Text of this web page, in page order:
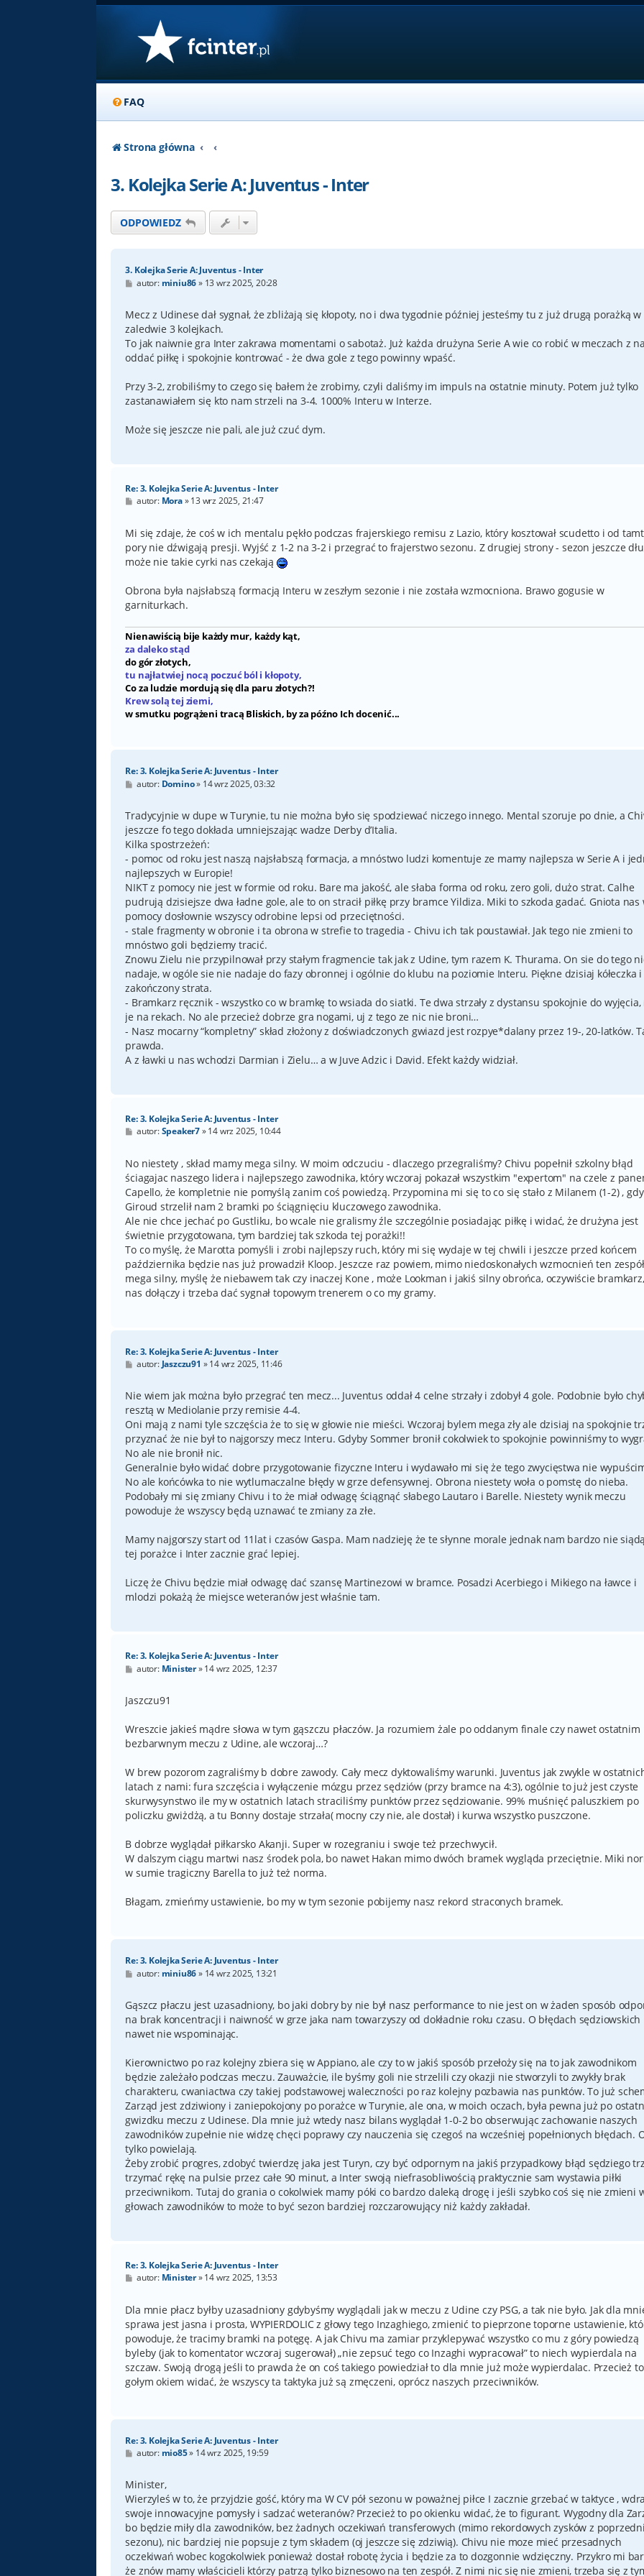
FAQ
Strona główna
3. Kolejka Serie A: Juventus - Inter
ODPOWIEDZ
3. Kolejka Serie A: Juventus - Inter
P
t
autor: miniu86» 13 wrz 2025, 20:28
Mecz z Udinese dał sygnał, że zbliżają się kłopoty, no i dwa tygodnie później jesteśmy tu z już drugą porażką w
zaledwie 3 kolejkach.
To jak naiwnie gra Inter zakrawa momentami o sabotaż. Już każda drużyna Serie A wie co robić w meczach z
oddać piłkę i spokojnie kontrować - że dwa gole z tego powinny wpaść.
Przy 3-2, zrobiliśmy to czego się bałem że zrobimy, czyli daliśmy im impuls na ostatnie minuty. Potem już tylko
zastanawiałem się kto nam strzeli na 3-4. 1000% Interu w Interze.
Może się jeszcze nie pali, ale już czuć dym.
Re: 3. Kolejka Serie A: Juventus - Inter
P
t
autor: Mora»13 wrz 2025, 21:47
Mi się zdaje, że coś w ich mentalu pękło podczas frajerskiego remisu z Lazio, który kosztował scudetto i od
pory nie dźwigają presji. Wyjść z 1-2 na 3-2 i przegrać to frajerstwo sezonu. Z drugiej strony - sezon jeszcze
może nie takie cyrki nas czekają
Obrona była najsłabszą formacją Interu w zeszłym sezonie i nie została wzmocniona. Brawo gogusie w
garniturkach.
Nienawiścią bije każdy mur, każdy kąt,
za daleko stąd
do gór złotych,
tu najłatwiej nocą poczuć ból i kłopoty,
Co za ludzie mordują się dla paru złotych?!
Krew solą tej ziemi,
w smutku pogrążeni tracą Bliskich, by za późno Ich docenić...
Re: 3. Kolejka Serie A: Juventus - Inter
P
t
autor: Domino» 14 wrz 2025, 03:32
Tradycyjnie w dupe w Turynie, tu nie można było się spodziewać niczego innego. Mental szoruje po dnie, a
jeszcze fo tego dokłada umniejszając wadze Derby d’Italia.
Kilka spostrzeżeń:
- pomoc od roku jest naszą najsłabszą formacja, a mnóstwo ludzi komentuje ze mamy najlepsza w Serie A i
najlepszych w Europie!
NIKT z pomocy nie jest w formie od roku. Bare ma jakość, ale słaba forma od roku, zero goli, dużo strat. Calhe
pudrują dzisiejsze dwa ładne gole, ale to on stracił piłkę przy bramce Yildiza. Miki to szkoda gadać. Gniota nas
pomocy dosłownie wszyscy odrobine lepsi od przeciętności.
- stale fragmenty w obronie i ta obrona w strefie to tragedia - Chivu ich tak poustawiał. Jak tego nie zmieni to
mnóstwo goli będziemy tracić.
Znowu Zielu nie przypilnował przy stałym fragmencie tak jak z Udine, tym razem K. Thurama. On sie do tego
nadaje, w ogóle sie nie nadaje do fazy obronnej i ogólnie do klubu na poziomie Interu. Piękne dzisiaj kółeczka
zakończony strata.
- Bramkarz ręcznik - wszystko co w bramkę to wsiada do siatki. Te dwa strzały z dystansu spokojnie do
je na rekach. No ale przecież dobrze gra nogami, uj z tego ze nic nie broni…
- Nasz mocarny “kompletny” skład złożony z doświadczonych gwiazd jest rozpye*dalany przez 19-, 20-latków.
prawda.
A z ławki u nas wchodzi Darmian i Zielu… a w Juve Adzic i David. Efekt każdy widział.
Re: 3. Kolejka Serie A: Juventus - Inter
P
t
autor:Speaker7»14 wrz 2025, 10:44
No niestety , skład mamy mega silny. W moim odczuciu - dlaczego przegraliśmy? Chivu popełnił szkolny błąd
ściagajac naszego lidera i najlepszego zawodnika, który wczoraj pokazał wszystkim "expertom" na czele z
Capello, że kompletnie nie pomyślą zanim coś powiedzą. Przypomina mi się to co się stało z Milanem (1-2) , gdy
Giroud strzelił nam 2 bramki po ściągnięciu kluczowego zawodnika.
Ale nie chce jechać po Gustliku, bo wcale nie gralismy źle szczególnie posiadając piłkę i widać, że drużyna jest
świetnie przygotowana, tym bardziej tak szkoda tej porażki!!
To co myślę, że Marotta pomyśli i zrobi najlepszy ruch, który mi się wydaje w tej chwili i jeszcze przed końcem
października będzie nas już prowadził Kloop. Jeszcze raz powiem, mimo niedoskonałych wzmocnień ten
mega silny, myślę że niebawem tak czy inaczej Kone , może Lookman i jakiś silny obrońca, oczywiście
nas dołączy i trzeba dać sygnał topowym trenerem o co my gramy.
Re: 3. Kolejka Serie A: Juventus - Inter
P
t
autor: Jaszczu91 »14 wrz 2025, 11:46
Nie wiem jak można było przegrać ten mecz... Juventus oddał 4 celne strzały i zdobył 4 gole. Podobnie było
resztą w Mediolanie przy remisie 4-4.
Oni mają z nami tyle szczęścia że to się w głowie nie mieści. Wczoraj bylem mega zły ale dzisiaj na spokojnie
przyznać że nie był to najgorszy mecz Interu. Gdyby Sommer bronił cokolwiek to spokojnie powinniśmy to
No ale nie bronił nic.
Generalnie było widać dobre przygotowanie fizyczne Interu i wydawało mi się że tego zwycięstwa nie
No ale końcówka to nie wytlumaczalne błędy w grze defensywnej. Obrona niestety woła o pomstę do nieba.
Podobały mi się zmiany Chivu i to że miał odwagę ściągnąć słabego Lautaro i Barelle. Niestety wynik meczu
powoduje że wszyscy będą uznawać te zmiany za złe.
Mamy najgorszy start od 11lat i czasów Gaspa. Mam nadzieję że te słynne morale jednak nam bardzo nie
tej porażce i Inter zacznie grać lepiej.
Liczę że Chivu będzie miał odwagę dać szansę Martinezowi w bramce. Posadzi Acerbiego i Mikiego na ławce i
mlodzi pokażą że miejsce weteranów jest właśnie tam.
Re: 3. Kolejka Serie A: Juventus - Inter
P
t
autor: Minister»14 wrz 2025, 12:37
Jaszczu91
Wreszcie jakieś mądre słowa w tym gąszczu płaczów. Ja rozumiem żale po oddanym finale czy nawet ostatnim
bezbarwnym meczu z Udine, ale wczoraj…?
W brew pozorom zagraliśmy b dobre zawody. Cały mecz dyktowaliśmy warunki. Juventus jak zwykle w
latach z nami: fura szczęścia i wyłączenie mózgu przez sędziów (przy bramce na 4:3), ogólnie to już jest czyste
skurwysynstwo ile my w ostatnich latach straciliśmy punktów przez sędziowanie. 99% muśnięć paluszkiem po
policzku gwiżdżą, a tu Bonny dostaje strzała( mocny czy nie, ale dostał) i kurwa wszystko puszczone.
B dobrze wyglądał piłkarsko Akanji. Super w rozegraniu i swoje też przechwycił.
W dalszym ciągu martwi nasz środek pola, bo nawet Hakan mimo dwóch bramek wygląda przeciętnie. Miki
w sumie tragiczny Barella to już też norma.
Błagam, zmieńmy ustawienie, bo my w tym sezonie pobijemy nasz rekord straconych bramek.
Re: 3. Kolejka Serie A: Juventus - Inter
P
t
autor: miniu86» 14 wrz 2025, 13:21
Gąszcz płaczu jest uzasadniony, bo jaki dobry by nie był nasz performance to nie jest on w żaden sposób
na brak koncentracji i naiwność w grze jaka nam towarzyszy od dokładnie roku czasu. O błędach sędziowskich
nawet nie wspominając.
Kierownictwo po raz kolejny zbiera się w Appiano, ale czy to w jakiś sposób przełoży się na to jak zawodnikom
będzie zależało podczas meczu. Zauważcie, ile byśmy goli nie strzelili czy okazji nie stworzyli to zwykły brak
charakteru, cwaniactwa czy takiej podstawowej waleczności po raz kolejny pozbawia nas punktów. To już
Zarząd jest zdziwiony i zaniepokojony po porażce w Turynie, ale ona, w moich oczach, była pewna już po
gwizdku meczu z Udinese. Dla mnie już wtedy nasz bilans wyglądał 1-0-2 bo obserwując zachowanie naszych
zawodników zupełnie nie widzę chęci poprawy czy nauczenia się czegoś na wcześniej popełnionych błędach.
tylko powielają.
Żeby zrobić progres, zdobyć twierdzę jaka jest Turyn, czy być odpornym na jakiś przypadkowy błąd sędziego
trzymać rękę na pulsie przez całe 90 minut, a Inter swoją niefrasobliwością praktycznie sam wystawia piłki
przeciwnikom. Tutaj do grania o cokolwiek mamy póki co bardzo daleką drogę i jeśli szybko coś się nie zmieni
głowach zawodników to może to być sezon bardziej rozczarowujący niż każdy zakładał.
Re: 3. Kolejka Serie A: Juventus - Inter
P
t
autor: Minister»14 wrz 2025, 13:53
Dla mnie płacz byłby uzasadniony gdybyśmy wyglądali jak w meczu z Udine czy PSG, a tak nie było. Jak dla
sprawa jest jasna i prosta, WYPIERDOLIC z głowy tego Inzaghiego, zmienić to pieprzone toporne ustawienie,
powoduje, że tracimy bramki na potęgę. A jak Chivu ma zamiar przyklepywać wszystko co mu z góry powiedzą
byleby (jak to komentator wczoraj sugerował) „nie zepsuć tego co Inzaghi wypracował” to niech wypierdala na
szczaw. Swoją drogą jeśli to prawda że on coś takiego powiedział to dla mnie już może wypierdalac. Przecież to
gołym okiem widać, że wszyscy ta taktyka już są zmęczeni, oprócz naszych przeciwników.
Re: 3. Kolejka Serie A: Juventus - Inter
P
t
autor: mio85» 14 wrz 2025, 19:59
Minister,
Wierzyleś w to, że przyjdzie gość, który ma W CV pół sezonu w poważnej piłce I zacznie grzebać w taktyce ,
swoje innowacyjne pomysły i sadzać weteranów? Przecież to po okienku widać, że to figurant. Wygodny dla
bo będzie miły dla zawodników, bez żadnych oczekiwań transferowych (mimo rekordowych zysków z
sezonu), nic bardziej nie popsuje z tym składem (oj jeszcze się zdziwią). Chivu nie moze mieć przesadnych
oczekiwań wobec kogokolwiek ponieważ dostał robotę życia i będzie za to dozgonnie wdzięczny. Przykro mi
że znów mamy właścicieli którzy patrzą tylko biznesowo na ten zespół. Z nimi nic się nie zmieni, trzeba się z